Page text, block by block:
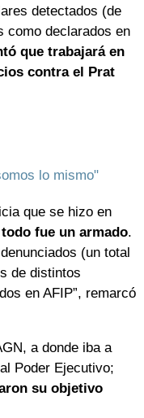
detectados (de
como declarados en
que trabajará en
contra el Prat
lo mismo"
que se hizo en
fue un armado.
(un total
de distintos
en AFIP”, remarcó
a donde iba a
Poder Ejecutivo;
su objetivo